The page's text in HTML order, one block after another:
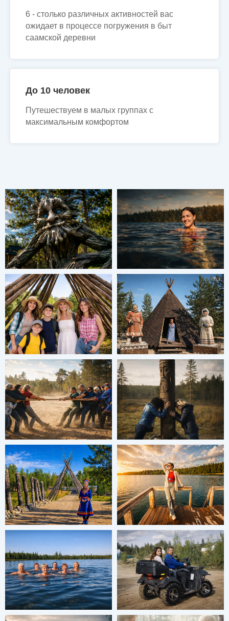
6 - столько различных активностей вас
ожидает в процессе погружения в быт
саамской деревни
До 10 человек
Путешествуем в малых группах с
максимальным комфортом